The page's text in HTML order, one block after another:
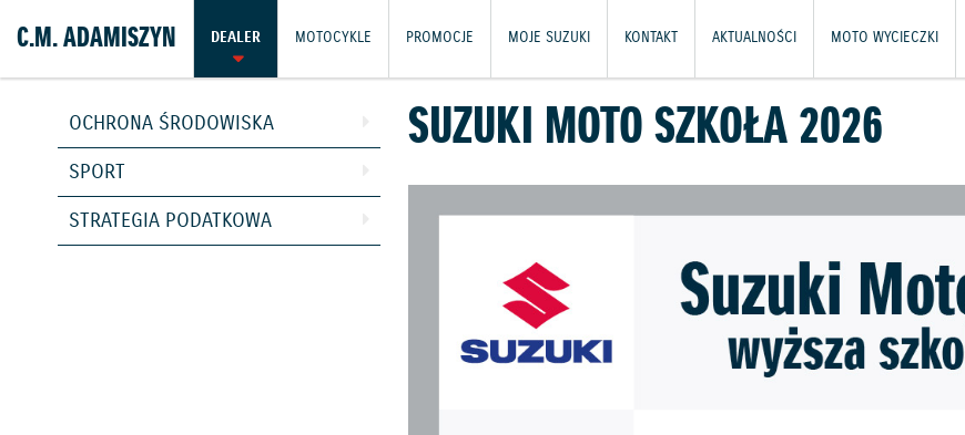
C.M. ADAMISZYN DEALER MOTOCYKLE PROMOCJE MOJE SUZUKI KONTAKT AKTUALNOŚCI MOTO WYCIECZKI
OCHRONA ŚRODOWISKA
SPORT
STRATEGIA PODATKOWA
SUZUKI MOTO SZKOŁA 2026